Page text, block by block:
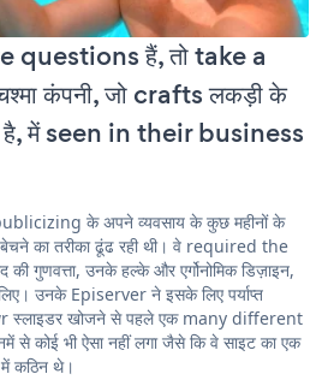
questions हैं, तो take a
कंपनी, जो crafts लकड़ी के
है, में seen in their business
के अपने व्यवसाय के कुछ महीनों के
का तरीका ढूंढ रही थी। वे required the
गुणवत्ता, उनके हल्के और एर्गोनोमिक डिज़ाइन,
उनके Episerver ने इसके लिए पर्याप्त
स्लाइडर खोजने से पहले एक many different
कोई भी ऐसा नहीं लगा जैसे कि वे साइट का एक
कठिन थे।